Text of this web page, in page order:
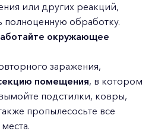
или других реакций,
обработку.
окружающее
заражения,
помещения, в котором
подстилки, ковры,
пропылесосьте все